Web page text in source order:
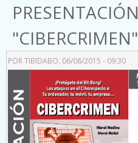
PRESENTACIÓN
"CIBERCRIMEN"
POR TIBIDABO, 06/08/2015 - 09:30